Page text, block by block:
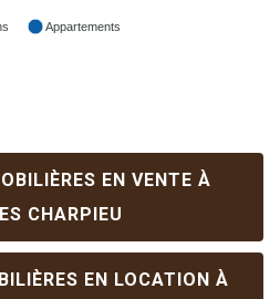
Appartements
EN VENTE À
CHARPIEU
EN LOCATION À